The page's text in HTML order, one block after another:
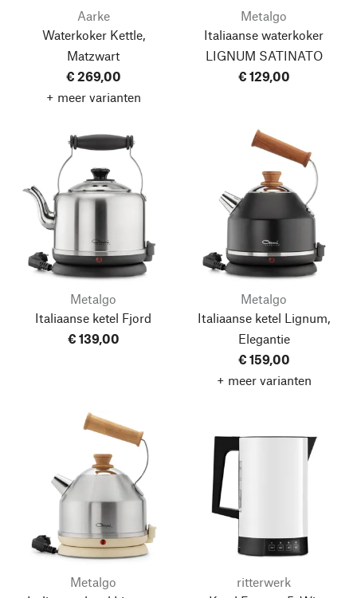
Aarke
Waterkoker Kettle,
Matzwart
€ 269,00
+ meer varianten
Metalgo
Italiaanse waterkoker
LIGNUM SATINATO
€ 129,00
Metalgo
Italiaanse ketel Fjord
€ 139,00
Metalgo
Italiaanse ketel Lignum,
Elegantie
€ 159,00
+ meer varianten
Metalgo
ritterwerk